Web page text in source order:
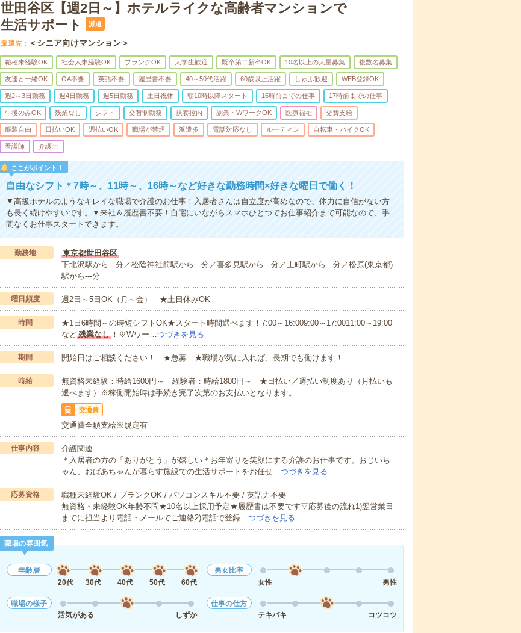
世田谷区【週2日～】ホテルライクな高齢者マンションで
生活サポート
派遣
派遣先 ＜シニア向けマンション＞
職種未経験OK 社会人未経験OK ブランクOK 大学生歓迎 既卒第二新卒OK 10名以上の大量募集 複数名募集
友達と一緒OK OA不要 英語不要 履歴書不要 40～50代活躍 60歳以上活躍 しゅふ歓迎 WEB登録OK
週2～3日勤務 週4日勤務 週5日勤務 土日祝休 朝10時以降スタート 16時前までの仕事 17時前までの仕事
午後のみOK 残業なし シフト 交替制勤務 扶養控内 副業・WワークOK 医療福祉 交費支給
服装自由 日払いOK 週払いOK 職場が禁煙 派遣多 電話対応なし ルーティン 自転車・バイクOK
看護師 介護士
ここがポイント！
自由なシフト＊7時～、11時～、16時～など好きな勤務時間×好きな曜日で働く！
▼高級ホテルのようなキレイな職場で介護のお仕事！入居者さんは自立度が高めなので、体力に自信がない方
も長く続けやすいです。▼来社＆履歴書不要！自宅にいながらスマホひとつでお仕事紹介まで可能なので、手
間なくお仕事スタートできます。
勤務地
東京都世田谷区
下北沢駅から---分／松陰神社前駅から---分／喜多見駅から---分／上町駅から---分／松原(東京都)
駅から---分
曜日頻度 週2日～5日OK（月～金） ★土日休みOK
時間
★1日6時間～の時短シフトOK★スタート時間選べます！7:00～16:009:00～17:0011:00～19:00
など残業なし！※Wワー…つづきを見る
期間 開始日はご相談ください！ ★急募 ★職場が気に入れば、長期でも働けます！
時給
無資格未経験：時給1600円～ 経験者：時給1800円～ ★日払い／週払い制度あり（月払いも
選べます）※稼働開始時は手続き完了次第のお支払いとなります。
交通費
交通費全額支給※規定有
仕事内容
介護関連
＊入居者の方の「ありがとう」が嬉しい＊お年寄りを笑顔にする介護のお仕事です。おじいち
ゃん、おばあちゃんが暮らす施設での生活サポートをお任せ…つづきを見る
応募資格
職種未経験OK / ブランクOK / パソコンスキル不要 / 英語力不要
無資格・未経験OK年齢不問★10名以上採用予定★履歴書は不要です▽応募後の流れ1)翌営業日
までに担当より電話・メールでご連絡2)電話で登録…つづきを見る
職場の雰囲気
年齢層
20代
30代 40代 50代 60代
男女比率
女性
男性
職場の様子
活気がある
しずか
仕事の仕方
テキパキ
コツコツ